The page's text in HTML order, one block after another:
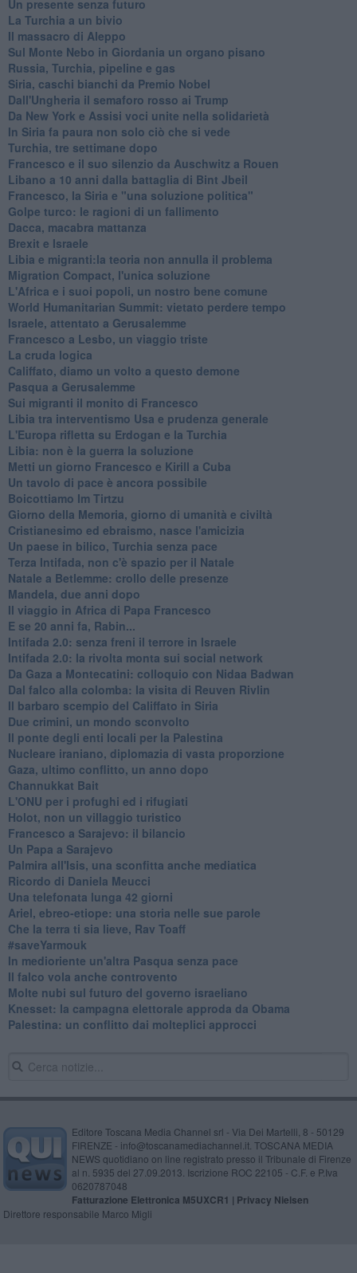
Un presente senza futuro
La Turchia a un bivio
Il massacro di Aleppo
Sul Monte Nebo in Giordania un organo pisano
Russia, Turchia, pipeline e gas
Siria, caschi bianchi da Premio Nobel
Dall'Ungheria il semaforo rosso ai Trump
Da New York e Assisi voci unite nella solidarietà
In Siria fa paura non solo ciò che si vede
Turchia, tre settimane dopo
Francesco e il suo silenzio da Auschwitz a Rouen
Libano a 10 anni dalla battaglia di Bint Jbeil
Francesco, la Siria e "una soluzione politica"
Golpe turco: le ragioni di un fallimento
Dacca, macabra mattanza
Brexit e Israele
Libia e migranti:la teoria non annulla il problema
Migration Compact, l'unica soluzione
L'Africa e i suoi popoli, un nostro bene comune
World Humanitarian Summit: vietato perdere tempo
Israele, attentato a Gerusalemme
Francesco a Lesbo, un viaggio triste
La cruda logica
Califfato, diamo un volto a questo demone
Pasqua a Gerusalemme
Sui migranti il monito di Francesco
Libia tra interventismo Usa e prudenza generale
L'Europa rifletta su Erdogan e la Turchia
Libia: non è la guerra la soluzione
Metti un giorno Francesco e Kirill a Cuba
Un tavolo di pace è ancora possibile
Boicottiamo Im Tirtzu
Giorno della Memoria, giorno di umanità e civiltà
Cristianesimo ed ebraismo, nasce l'amicizia
Un paese in bilico, Turchia senza pace
Terza Intifada, non c'è spazio per il Natale
Natale a Betlemme: crollo delle presenze
Mandela, due anni dopo
Il viaggio in Africa di Papa Francesco
E se 20 anni fa, Rabin...
Intifada 2.0: senza freni il terrore in Israele
Intifada 2.0: la rivolta monta sui social network
Da Gaza a Montecatini: colloquio con Nidaa Badwan
Dal falco alla colomba: la visita di Reuven Rivlin
Il barbaro scempio del Califfato in Siria
Due crimini, un mondo sconvolto
Il ponte degli enti locali per la Palestina
Nucleare iraniano, diplomazia di vasta proporzione
Gaza, ultimo conflitto, un anno dopo
Channukkat Bait
L'ONU per i profughi ed i rifugiati
Holot, non un villaggio turistico
Francesco a Sarajevo: il bilancio
Un Papa a Sarajevo
Palmira all'Isis, una sconfitta anche mediatica
Ricordo di Daniela Meucci
​Una telefonata lunga 42 giorni
​Ariel, ebreo-etiope: una storia nelle sue parole
Che la terra ti sia lieve, Rav Toaff
​#saveYarmouk
​In medioriente un'altra Pasqua senza pace
​Il falco vola anche controvento
Molte nubi sul futuro del governo israeliano
Knesset: la campagna elettorale approda da Obama
Palestina: un conflitto dai molteplici approcci
Editore Toscana Media Channel srl - Via Dei Martelli, 8 - 50129
FIRENZE - info@toscanamediachannel.it. TOSCANA MEDIA
NEWS quotidiano on line registrato presso il Tribunale di Firenze
al n. 5935 del 27.09.2013. Iscrizione ROC 22105 - C.F. e P.Iva
0620787048
Fatturazione Elettronica M5UXCR1 | Privacy Nielsen
Direttore responsabile Marco Migli